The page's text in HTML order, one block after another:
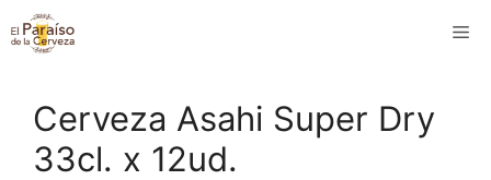
Saltar
al
Cerveza Asahi Super Dry
33cl. x 12ud.